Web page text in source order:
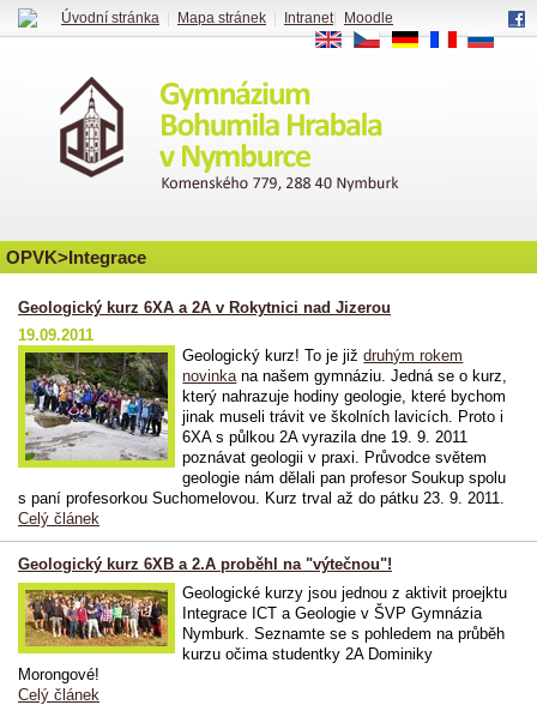
OPVK>Integrace
Geologický kurz 6XA a 2A v Rokytnici nad Jizerou
19.09.2011
Geologický kurz! To je jiždruhým rokem
novinkana našem gymnáziu. Jedná se o kurz,
který nahrazuje hodiny geologie, které bychom
jinak museli trávit ve školních lavicích. Proto i
6XA s půlkou 2A vyrazila dne 19. 9. 2011
poznávat geologii v praxi. Průvodce světem
geologie nám dělali pan profesor Soukup spolu
s paní profesorkou Suchomelovou. Kurz trval až do pátku 23. 9. 2011.
Celý článek
Geologický kurz 6XB a 2.A proběhl na "výtečnou"!
Geologické kurzy jsou jednou z aktivit proejktu
Integrace ICT a Geologie v ŠVP Gymnázia
Nymburk. Seznamte se s pohledem na průběh
kurzu očima studentky 2A Dominiky
Morongové!
Celý článek
Úvodní stránka Mapa stránek Intranet|
Moodle
EN
CS DE FR RU